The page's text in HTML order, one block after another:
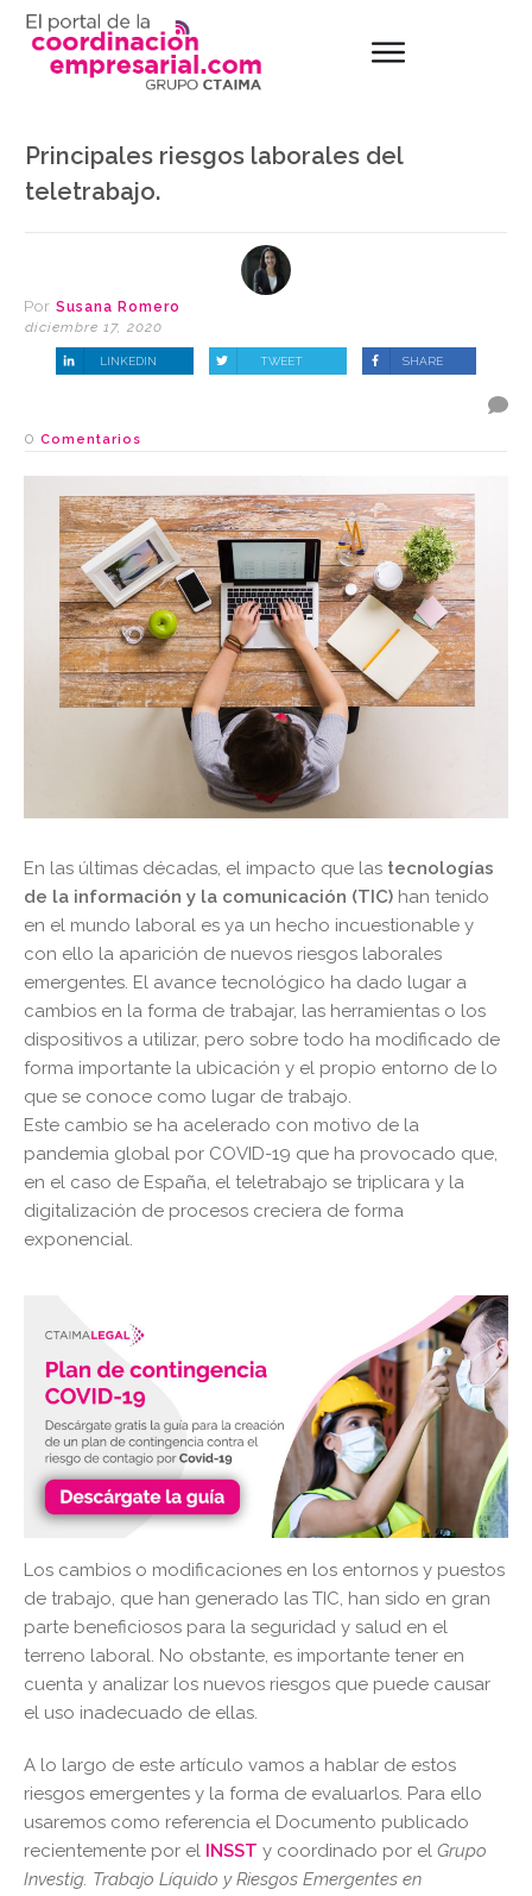
Principales riesgos laborales del
teletrabajo.
Por Susana Romero
diciembre 17, 2020
LINKEDIN TWEET SHARE
0 Comentarios
En las últimas décadas, el impacto que las tecnologías
de la información y la comunicación (TIC) han tenido
en el mundo laboral es ya un hecho incuestionable y
con ello la aparición de nuevos riesgos laborales
emergentes. El avance tecnológico ha dado lugar a
cambios en la forma de trabajar, las herramientas o los
dispositivos a utilizar, pero sobre todo ha modificado de
forma importante la ubicación y el propio entorno de lo
que se conoce como lugar de trabajo.
Este cambio se ha acelerado con motivo de la
pandemia global por COVID-19 que ha provocado que,
en el caso de España, el teletrabajo se triplicara y la
digitalización de procesos creciera de forma
exponencial.
Los cambios o modificaciones en los entornos y puestos
de trabajo, que han generado las TIC, han sido en gran
parte beneficiosos para la seguridad y salud en el
terreno laboral. No obstante, es importante tener en
cuenta y analizar los nuevos riesgos que puede causar
el uso inadecuado de ellas.
A lo largo de este artículo vamos a hablar de estos
riesgos emergentes y la forma de evaluarlos. Para ello
usaremos como referencia el Documento publicado
recientemente por el INSST y coordinado por el Grupo
Investig. Trabajo Líquido y Riesgos Emergentes en